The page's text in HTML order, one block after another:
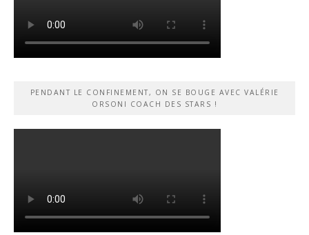
PENDANT LE CONFINEMENT, ON SE BOUGE AVEC VALÉRIE
ORSONI COACH DES STARS !